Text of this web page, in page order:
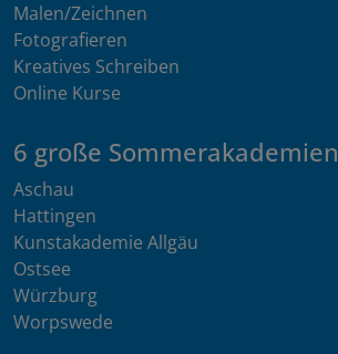
Malen/Zeichnen
Fotografieren
Kreatives Schreiben
Online Kurse
6 große Sommerakademien
Aschau
Hattingen
Kunstakademie Allgäu
Ostsee
Würzburg
Worpswede